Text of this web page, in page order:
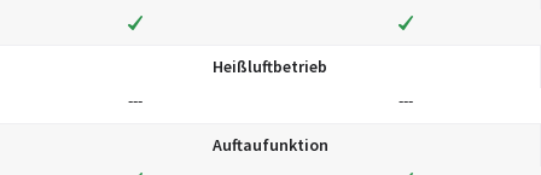
Heißluftbetrieb
---
---
Auftaufunktion